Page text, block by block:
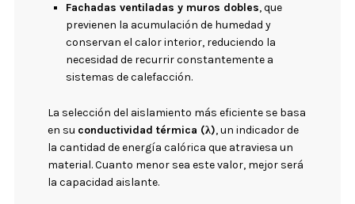
Fachadas ventiladas y muros dobles, que
previenen la acumulación de humedad y
conservan el calor interior, reduciendo la
necesidad de recurrir constantemente a
sistemas de calefacción.
La selección del aislamiento más eficiente se basa
en su conductividad térmica (λ), un indicador de
la cantidad de energía calórica que atraviesa un
material. Cuanto menor sea este valor, mejor será
la capacidad aislante.